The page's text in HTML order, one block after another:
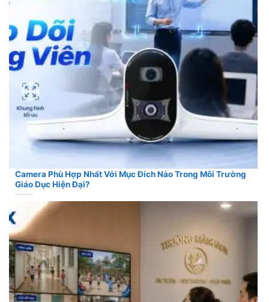
Camera Phù Hợp Nhất Với Mục Đích Nào Trong Môi Trường
Giáo Dục Hiện Đại?